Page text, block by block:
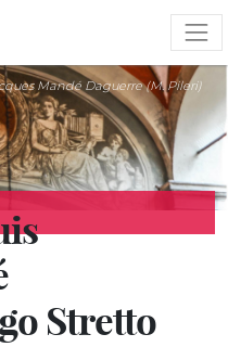
Mandé Daguerre (M. Pileri)
Stretto